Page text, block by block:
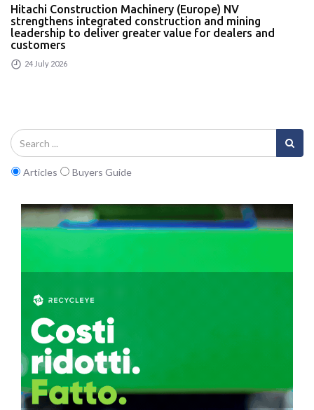
Hitachi Construction Machinery (Europe) NV
strengthens integrated construction and mining
leadership to deliver greater value for dealers and
customers
24 July 2026
Articles Buyers Guide